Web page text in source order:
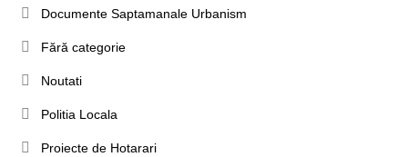
Documente Saptamanale Urbanism
Fără categorie
Noutati
Politia Locala
Proiecte de Hotarari